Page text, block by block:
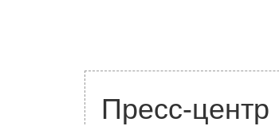
Пресс-центр